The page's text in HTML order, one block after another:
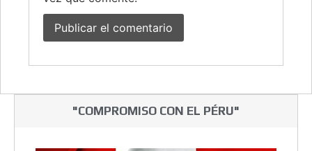
"COMPROMISO CON EL PÉRU"